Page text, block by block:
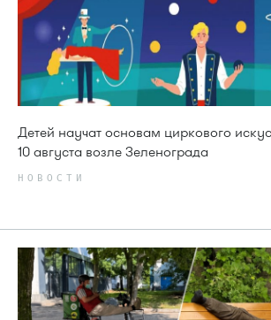
Детей научат основам циркового
10 августа возле Зеленограда
НОВОСТИ